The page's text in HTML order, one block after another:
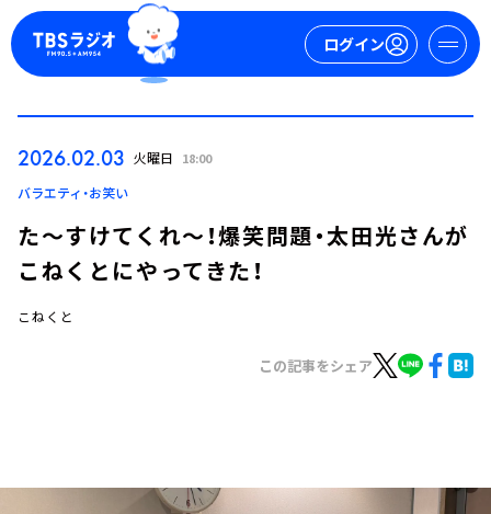
ログイン
ログイン
2026.02.03 火曜日 18:00
バラエティ・お笑い
た～すけてくれ～！爆笑問題・太田光さんが
こねくとにやってきた！
こねくと
この記事をシェア